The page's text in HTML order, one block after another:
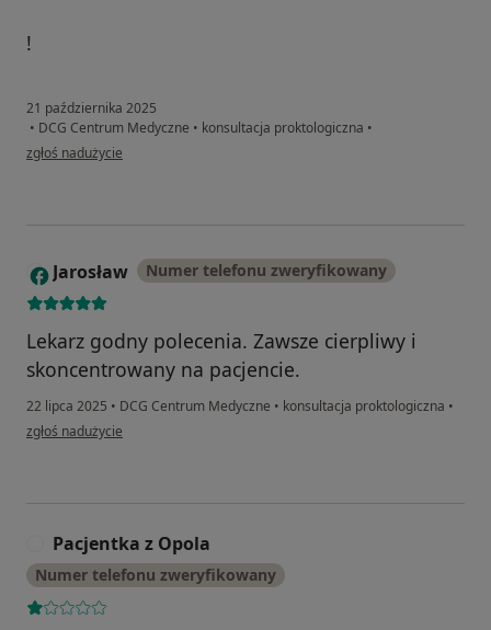
!
21 października 2025
• DCG Centrum Medyczne • konsultacja proktologiczna •
w opinii użytkownika Eugenia
zgłoś nadużycie
J Jarosław Numer telefonu zweryfikowany
Lekarz godny polecenia. Zawsze cierpliwy i
skoncentrowany na pacjencie.
22 lipca 2025 • DCG Centrum Medyczne • konsultacja proktologiczna •
w opinii użytkownika Jarosław
zgłoś nadużycie
Pacjentka z Opola
Numer telefonu zweryfikowany